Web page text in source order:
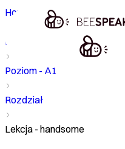
Home
Kurs
Poziom - A1
Rozdział
Lekcja - handsome